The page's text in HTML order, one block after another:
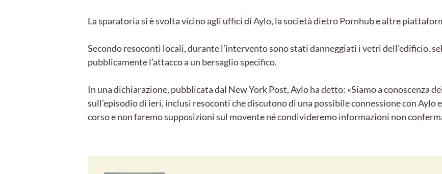
La sparatoria si è svolta vicino agli uffici di Aylo, la società dietro Pornhub e altre
Secondo resoconti locali, durante l’intervento sono stati danneggiati i vetri dell’edificio,
pubblicamente l’attacco a un bersaglio specifico.
In una dichiarazione, pubblicata dal New York Post, Aylo ha detto: «Siamo a conoscenza
sull’episodio di ieri, inclusi resoconti che discutono di una possibile connessione con Aylo
corso e non faremo supposizioni sul movente né condivideremo informazioni non